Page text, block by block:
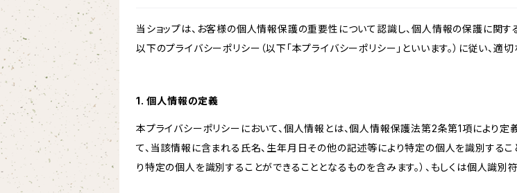
当ショップは、お客様の個人情報保護の重要性について認識し、個人情報の保護に関す
以下のプライバシーポリシー（以下「本プライバシーポリシー」といいます。）に従い、適
1. 個人情報の定義
本プライバシーポリシーにおいて、個人情報とは、個人情報保護法第2条第1項により
て、当該情報に含まれる氏名、生年月日その他の記述等により特定の個人を識別するこ
り特定の個人を識別することができることとなるものを含みます。）、もしくは個人識